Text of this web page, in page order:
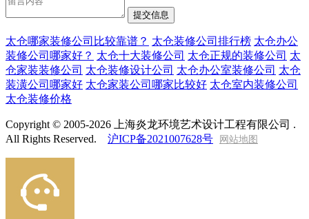
太仓哪家装修公司比较靠谱？ 太仓装修公司排行榜 太仓办公
装修公司哪家好？ 太仓十大装修公司 太仓正规的装修公司 太
仓家装装修公司 太仓装修设计公司 太仓办公室装修公司 太仓
装潢公司哪家好 太仓家装公司哪家比较好 太仓室内装修公司
太仓装修价格
Copyright © 2005-2026 上海炎龙环境艺术设计工程有限公司 .
All Rights Reserved. 沪ICP备2021007628号 网站地图